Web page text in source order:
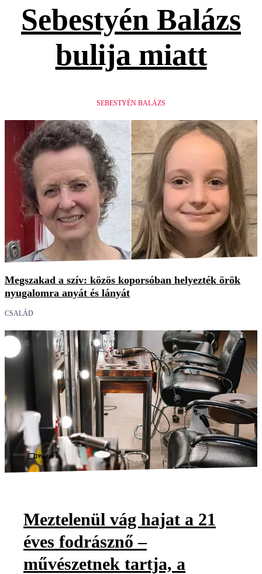
Sebestyén Balázs
bulija miatt
SEBESTYÉN BALÁZS
Megszakad a szív: közös koporsóban helyezték örök
nyugalomra anyát és lányát
CSALÁD
Videó
Meztelenül vág hajat a 21
éves fodrásznő –
művészetnek tartja, a